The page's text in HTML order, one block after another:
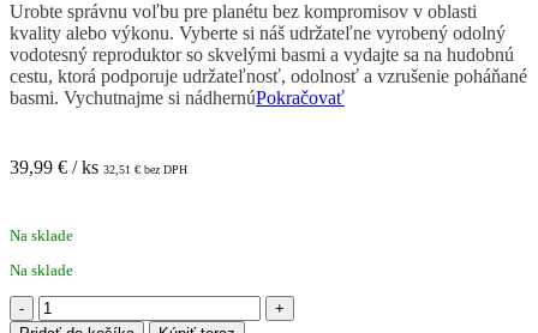
Urobte správnu voľbu pre planétu bez kompromisov v oblasti
kvality alebo výkonu. Vyberte si náš udržateľne vyrobený odolný
vodotesný reproduktor so skvelými basmi a vydajte sa na hudobnú
cestu, ktorá podporuje udržateľnosť, odolnosť a vzrušenie poháňané
basmi. Vychutnajme si nádhernúPokračovať
39,99 € / ks 32,51 € bez DPH
Na sklade
Na sklade
množstvo
BOOMPODS